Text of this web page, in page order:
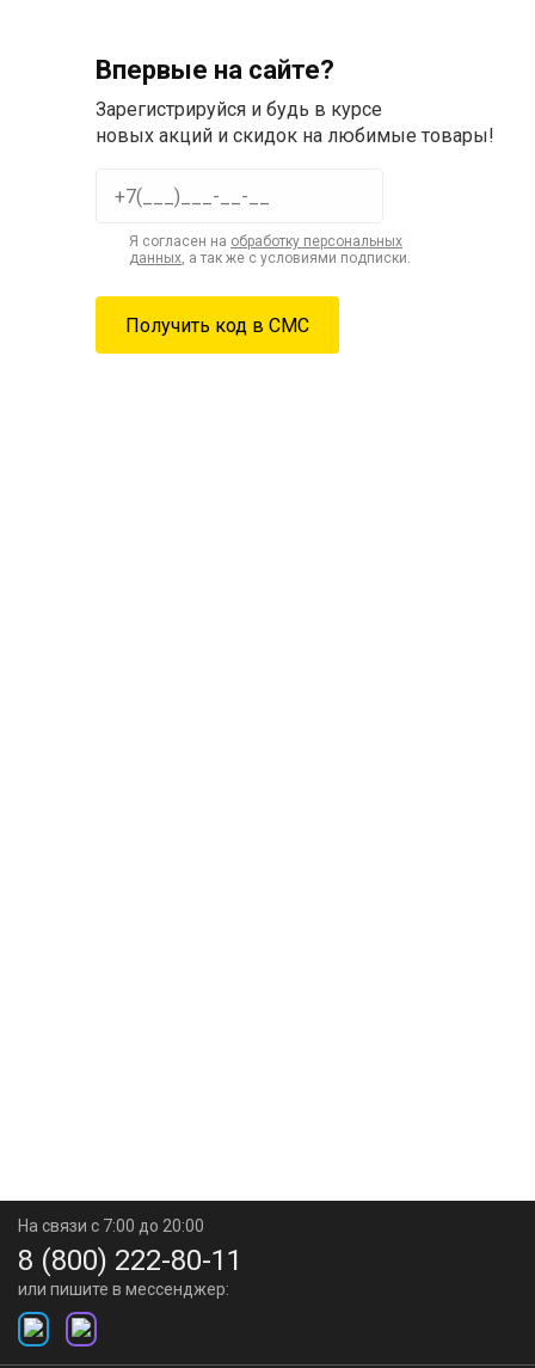
Впервые на сайте?
Зарегистрируйся и будь в курсе
новых акций и скидок на любимые товары!
Я согласен на обработку персональных
данных, а так же с условиями подписки.
На связи с 7:00 до 20:00
8 (800) 222-80-11
или пишите в мессенджер: